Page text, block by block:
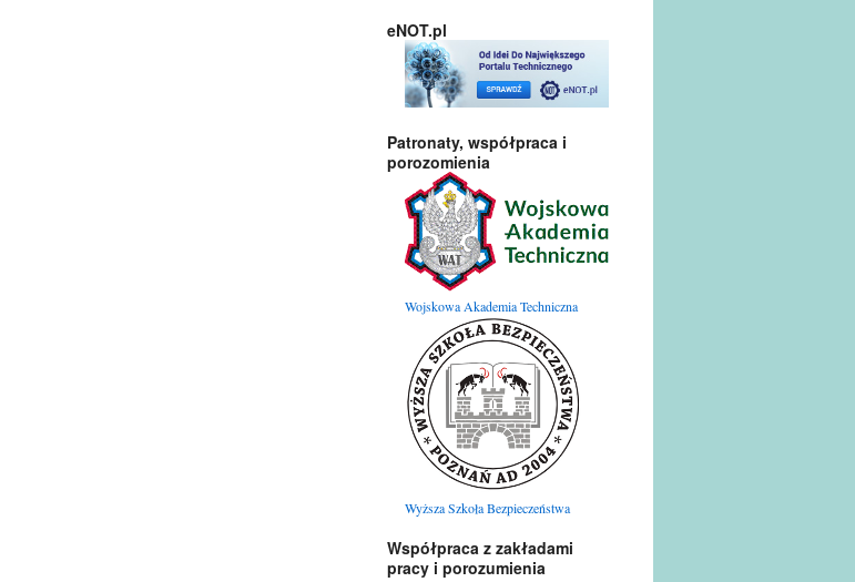
eNOT.pl
Patronaty, współpraca i
porozomienia
Wojskowa Akademia Techniczna
Wyższa Szkoła Bezpieczeństwa
Współpraca z zakładami
pracy i porozumienia